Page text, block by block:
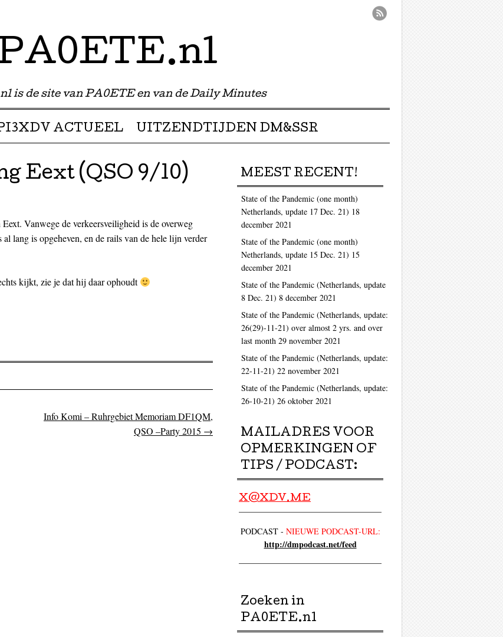
is de site van PA0ETE en van de Daily Minutes
ACTUEEL UITZENDTIJDEN DM&SSR
Eext (QSO 9/10)
Vanwege de verkeersveiligheid is de overweg
lang is opgeheven, en de rails van de hele lijn verder
kijkt, zie je dat hij daar ophoudt
Info Komi – Ruhrgebiet Memoriam DF1QM,
QSO –Party 2015 →
MEEST RECENT!
State of the Pandemic (one month)
Netherlands, update 17 Dec. 21) 18
december 2021
State of the Pandemic (one month)
Netherlands, update 15 Dec. 21) 15
december 2021
State of the Pandemic (Netherlands, update
8 Dec. 21) 8 december 2021
State of the Pandemic (Netherlands, update:
26(29)-11-21) over almost 2 yrs. and over
last month 29 november 2021
State of the Pandemic (Netherlands, update:
22-11-21) 22 november 2021
State of the Pandemic (Netherlands, update:
26-10-21) 26 oktober 2021
MAILADRES VOOR
OPMERKINGEN OF
TIPS / PODCAST:
X@XDV.ME
PODCAST - NIEUWE PODCAST-URL:
http://dmpodcast.net/feed
Zoeken in
PA0ETE.nl